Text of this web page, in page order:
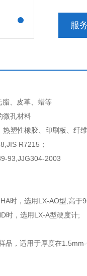
服
脂、皮革、蜡等
微孔材料
塑性橡胶、印刷板、纤维
R7215；
93,JJG304-2003
时，选用LX-AO型,高于
时，选用LX-A型硬度计;
品，适用于厚度在